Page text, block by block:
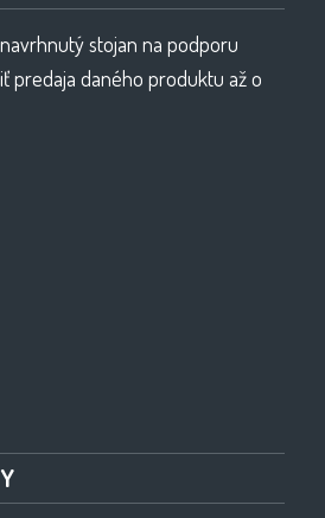
stojan na podporu
predaja daného produktu až o